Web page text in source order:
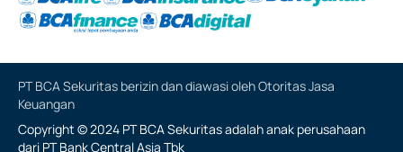
PT BCA Sekuritas berizin dan diawasi oleh Otoritas Jasa
Keuangan
Copyright © 2024 PT BCA Sekuritas adalah anak perusahaan
dari PT Bank Central Asia Tbk